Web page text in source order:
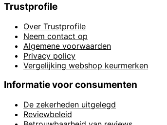
Trustprofile
Over Trustprofile
Neem contact op
Algemene voorwaarden
Privacy policy
Vergelijking webshop keurmerken
Informatie voor consumenten
De zekerheden uitgelegd
Reviewbeleid